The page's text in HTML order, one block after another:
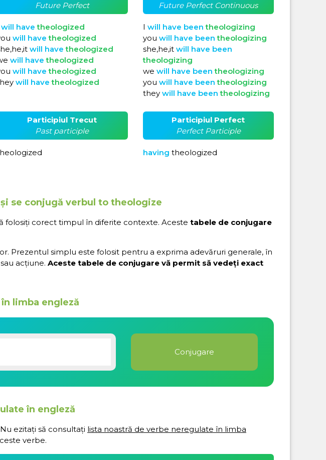
Future Perfect
will havetheologized
will havetheologized
will havetheologized
will havetheologized
will havetheologized
will havetheologized
Future Perfect Continuous
I will have beentheologizing
you will have beentheologizing
she,he,it will have been
theologizing
we will have beentheologizing
you will have beentheologizing
they will have beentheologizing
Participiul Trecut
Past participle
Participiul Perfect
Perfect Participle
having theologized
se conjugă verbul to theologize
folosiți corect timpul în diferite contexte. Aceste tabele de conjugare
Prezentul simplu este folosit pentru a exprima adevăruri generale, în
acțiune. Aceste tabele de conjugare vă permit să vedeți exact
limba engleză
în engleză
ezitați să consultați lista noastră de verbe neregulate în limba
verbe.